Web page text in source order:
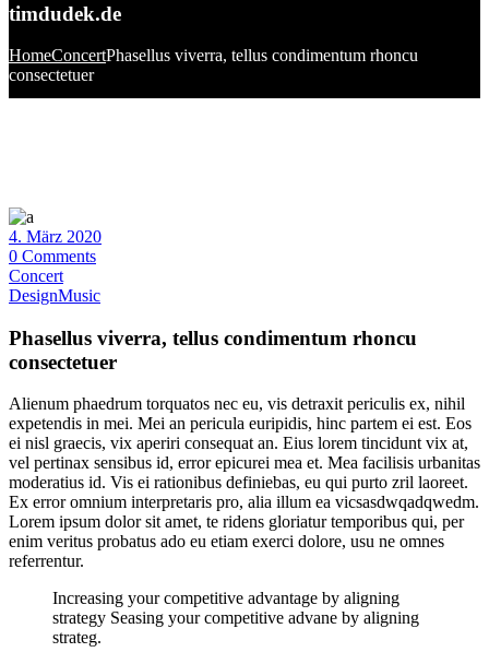
timdudek.de
HomeConcertPhasellus viverra, tellus condimentum rhoncu
consectetuer
4. März 2020
0 Comments
Concert
DesignMusic
Phasellus viverra, tellus condimentum rhoncu
consectetuer
Alienum phaedrum torquatos nec eu, vis detraxit periculis ex, nihil
expetendis in mei. Mei an pericula euripidis, hinc partem ei est. Eos
ei nisl graecis, vix aperiri consequat an. Eius lorem tincidunt vix at,
vel pertinax sensibus id, error epicurei mea et. Mea facilisis urbanitas
moderatius id. Vis ei rationibus definiebas, eu qui purto zril laoreet.
Ex error omnium interpretaris pro, alia illum ea vicsasdwqadqwedm.
Lorem ipsum dolor sit amet, te ridens gloriatur temporibus qui, per
enim veritus probatus ado eu etiam exerci dolore, usu ne omnes
referrentur.
Increasing your competitive advantage by aligning
strategy Seasing your competitive advane by aligning
strateg.